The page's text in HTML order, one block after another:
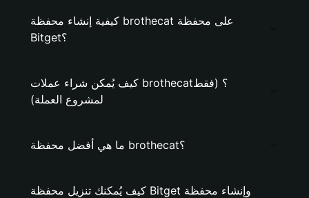
كيفية إنشاء محفظة brothecat على محفظة
Bitget؟
كيف يُمكن شراء عملات brothecat؟ (فقط
لمشروع العملة)
ما هي أفضل محفظة brothecat؟
كيف يُمكنك تنزيل محفظة Bitget وإنشاء محفظة